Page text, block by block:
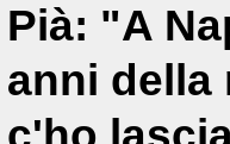
Pià: "A
anni della